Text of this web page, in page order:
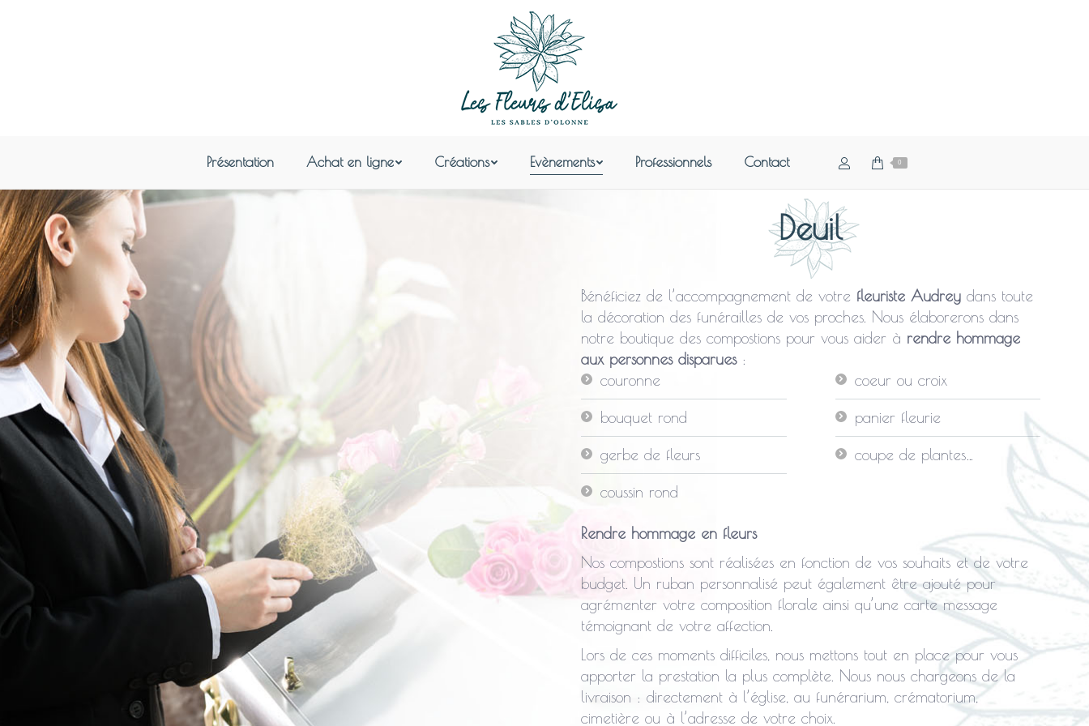
Présentation Achat en ligne Créations Evènements Professionnels Contact 0
Deuil
Bénéficiez de l’accompagnement de votre fleuriste Audrey dans toute
la décoration des funérailles de vos proches. Nous élaborerons dans
notre boutique des compostions pour vous aider à rendre hommage
aux personnes disparues:
couronne
bouquet rond
gerbe de fleurs
coussin rond
coeur ou croix
panier fleurie
coupe de plantes…
Rendre hommage en fleurs
Nos compostions sont réalisées en fonction de vos souhaits et de votre
budget. Un ruban personnalisé peut également être ajouté pour
agrémenter votre composition florale ainsi qu’une carte message
témoignant de votre affection.
Lors de ces moments difficiles, nous mettons tout en place pour vous
apporter la prestation la plus complète. Nous nous chargeons de la
livraison : directement à l’église, au funérarium, crématorium,
cimetière ou à l’adresse de votre choix.